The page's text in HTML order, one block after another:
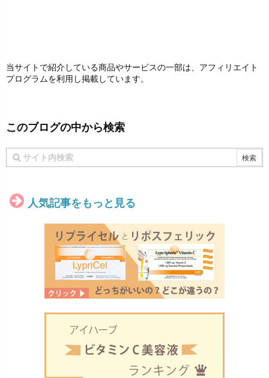
当サイトで紹介している商品やサービスの一部は、アフィリエイト
プログラムを利用し掲載しています。
このブログの中から検索
人気記事をもっと見る